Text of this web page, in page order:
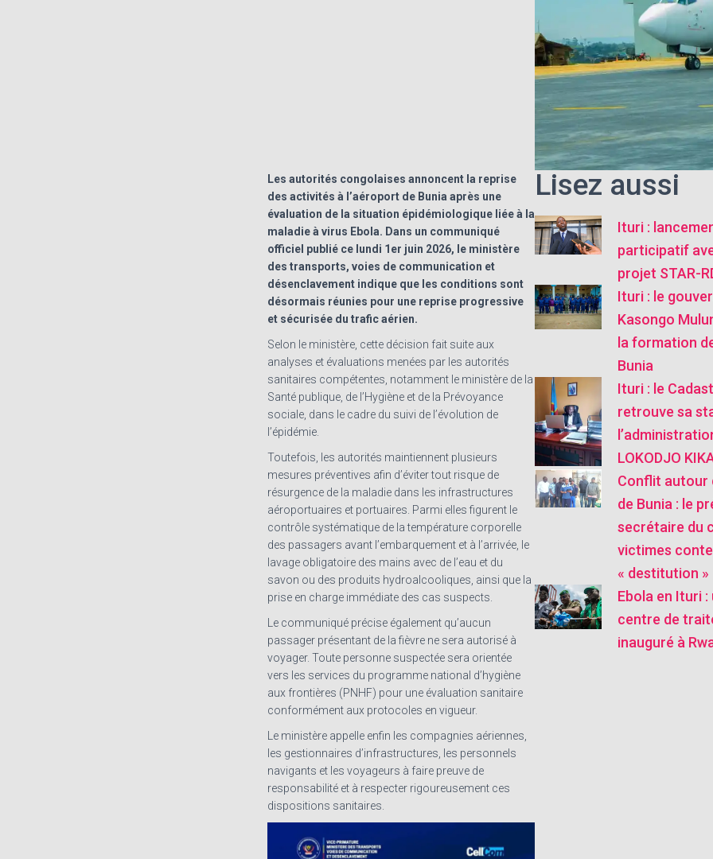
Les autorités congolaises annoncent la reprise
des activités à l’aéroport de Bunia après une
évaluation de la situation épidémiologique liée à la
maladie à virus Ebola. Dans un communiqué
officiel publié ce lundi 1er juin 2026, le ministère
des transports, voies de communication et
désenclavement indique que les conditions sont
désormais réunies pour une reprise progressive
et sécurisée du trafic aérien.
Selon le ministère, cette décision fait suite aux
analyses et évaluations menées par les autorités
sanitaires compétentes, notamment le ministère de la
Santé publique, de l’Hygiène et de la Prévoyance
sociale, dans le cadre du suivi de l’évolution de
l’épidémie.
Toutefois, les autorités maintiennent plusieurs
mesures préventives afin d’éviter tout risque de
résurgence de la maladie dans les infrastructures
aéroportuaires et portuaires. Parmi elles figurent le
contrôle systématique de la température corporelle
des passagers avant l’embarquement et à l’arrivée, le
lavage obligatoire des mains avec de l’eau et du
savon ou des produits hydroalcooliques, ainsi que la
prise en charge immédiate des cas suspects.
Le communiqué précise également qu’aucun
passager présentant de la fièvre ne sera autorisé à
voyager. Toute personne suspectée sera orientée
vers les services du programme national d’hygiène
aux frontières (PNHF) pour une évaluation sanitaire
conformément aux protocoles en vigueur.
Le ministère appelle enfin les compagnies aériennes,
les gestionnaires d’infrastructures, les personnels
navigants et les voyageurs à faire preuve de
responsabilité et à respecter rigoureusement ces
dispositions sanitaires.
Lisez aussi
Ituri :
participatif
projet STAR-
Ituri : le
Kasongo
la formation
Bunia
Ituri : le
retrouve sa
LOKODJO
Conflit autour
de Bunia : le
secrétaire du
victimes
« destitution »
Ebola en Ituri :
centre de
inauguré à